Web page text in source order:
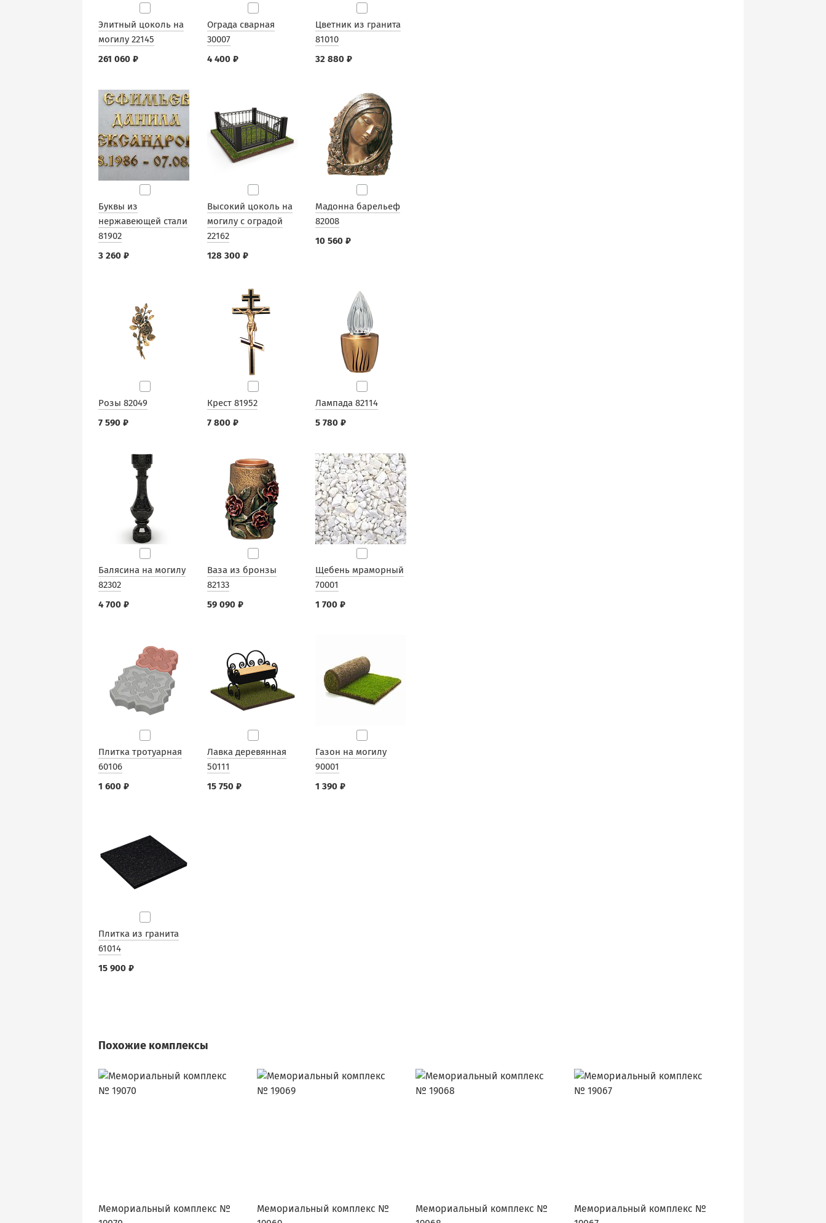
Элитный цоколь на
могилу 22145
261 060 ₽
Ограда сварная
30007
4 400 ₽
Цветник из гранита
81010
32 880 ₽
Буквы из
нержавеющей стали
81902
3 260 ₽
Высокий цоколь на
могилу с оградой
22162
128 300 ₽
Мадонна барельеф
82008
10 560 ₽
Розы 82049
7 590 ₽
Крест 81952
7 800 ₽
Лампада 82114
5 780 ₽
Балясина на могилу
82302
4 700 ₽
Ваза из бронзы
82133
59 090 ₽
Щебень мраморный
70001
1 700 ₽
Плитка тротуарная
60106
1 600 ₽
Лавка деревянная
50111
15 750 ₽
Газон на могилу
90001
1 390 ₽
Плитка из гранита
61014
15 900 ₽
Похожие комплексы
Мемориальный комплекс №
Мемориальный комплекс №
Мемориальный комплекс №
Мемориальный комплекс №